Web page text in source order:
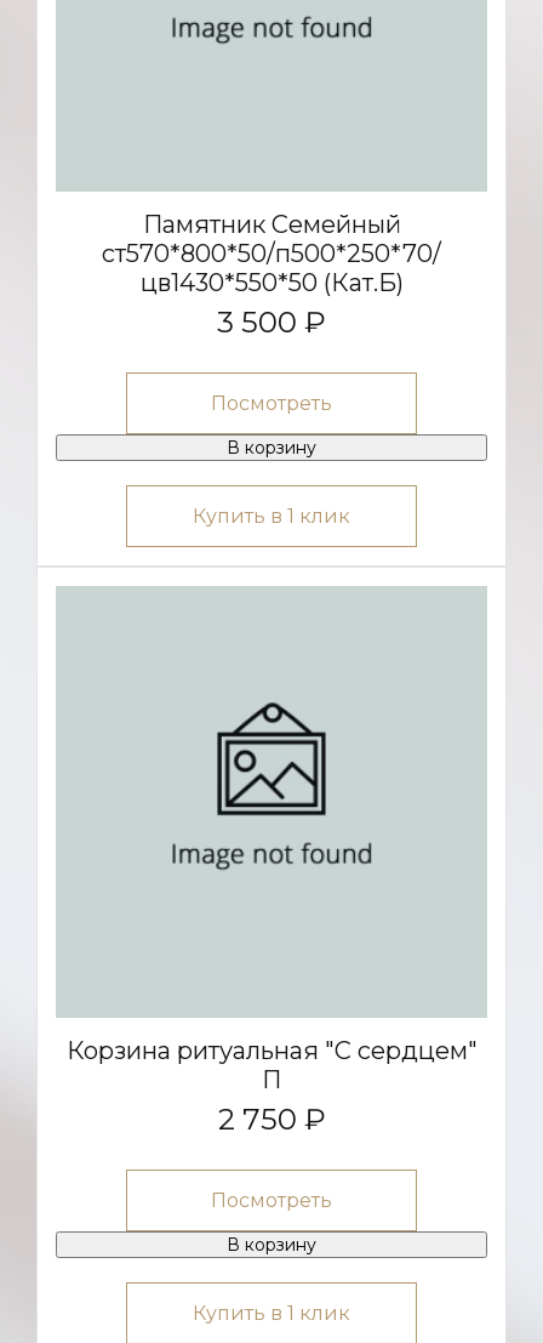
Памятник Семейный
ст570*800*50/п500*250*70/
цв1430*550*50 (Кат.Б)
3 500 ₽
Посмотреть
В корзину
Купить в 1 клик
Корзина ритуальная "С сердцем"
П
2 750 ₽
Посмотреть
В корзину
Купить в 1 клик